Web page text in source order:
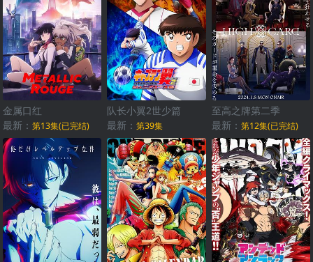
金属口红
最新： 第13集(已完结)
队长小翼2世少篇
最新：第39集
至高之牌第二季
最新： 第12集(已完结)